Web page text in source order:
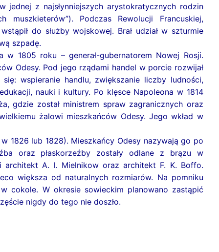
jednej z najsłynniejszych arystokratycznych rodzin
muszkieterów”). Podczas Rewolucji Francuskiej,
do służby wojskowej. Brał udział w szturmie
szpadę.
1805 roku – generał-gubernatorem Nowej Rosji.
Odesy. Pod jego rządami handel w porcie rozwijał
wspieranie handlu, zwiększanie liczby ludności,
nauki i kultury. Po klęsce Napoleona w 1814
gdzie został ministrem spraw zagranicznych oraz
żalowi mieszkańców Odesy. Jego wkład w
1826 lub 1828). Mieszkańcy Odesy nazywają go po
oraz płaskorzeźby zostały odlane z brązu w
architekt A. I. Mielnikow oraz architekt F. K. Boffo.
większa od naturalnych rozmiarów. Na pomniku
cokole. W okresie sowieckim planowano zastąpić
nigdy do tego nie doszło.